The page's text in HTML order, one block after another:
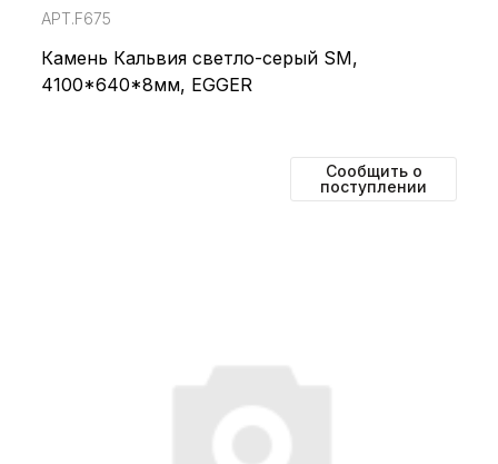
АРТ.F675
Камень Кальвия светло-серый SM,
4100*640*8мм, EGGER
Сообщить о
поступлении